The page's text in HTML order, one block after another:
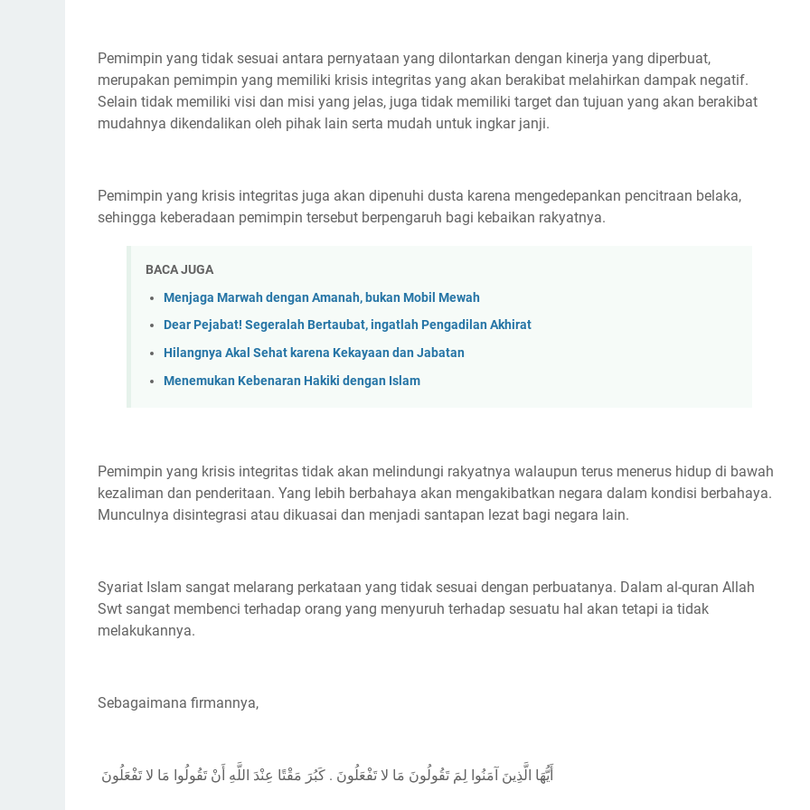
Pemimpin yang tidak sesuai antara pernyataan yang dilontarkan dengan kinerja yang diperbuat,
merupakan pemimpin yang memiliki krisis integritas yang akan berakibat melahirkan dampak negatif.
Selain tidak memiliki visi dan misi yang jelas, juga tidak memiliki target dan tujuan yang akan berakibat
mudahnya dikendalikan oleh pihak lain serta mudah untuk ingkar janji.
Pemimpin yang krisis integritas juga akan dipenuhi dusta karena mengedepankan pencitraan belaka,
sehingga keberadaan pemimpin tersebut berpengaruh bagi kebaikan rakyatnya.
BACA JUGA
Menjaga Marwah dengan Amanah, bukan Mobil Mewah
Dear Pejabat! Segeralah Bertaubat, ingatlah Pengadilan Akhirat
Hilangnya Akal Sehat karena Kekayaan dan Jabatan
Menemukan Kebenaran Hakiki dengan Islam
Pemimpin yang krisis integritas tidak akan melindungi rakyatnya walaupun terus menerus hidup di bawah
kezaliman dan penderitaan. Yang lebih berbahaya akan mengakibatkan negara dalam kondisi berbahaya.
Munculnya disintegrasi atau dikuasai dan menjadi santapan lezat bagi negara lain.
Syariat Islam sangat melarang perkataan yang tidak sesuai dengan perbuatanya. Dalam al-quran Allah
Swt sangat membenci terhadap orang yang menyuruh terhadap sesuatu hal akan tetapi ia tidak
melakukannya.
Sebagaimana firmannya,
أَيُّهَا الَّذِينَ آمَنُوا لِمَ تَقُولُونَ مَا لا تَفْعَلُونَ . كَبُرَ مَقْتًا عِنْدَ اللَّهِ أَنْ تَقُولُوا مَا لا تَفْعَلُونَ